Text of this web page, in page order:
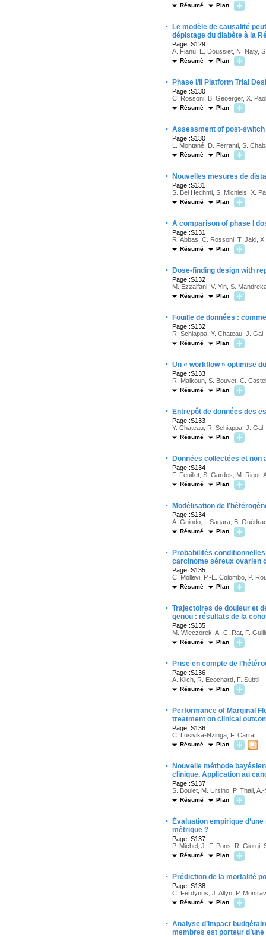
Résumé Plan
·
Le modèle de causalité
dépistage du diabète à la
Page :S129
A. Fianu, E. Doussiet, N. Naty,
Résumé Plan
· Phase I/II Platform Trial
Page :S130
C. Rossoni, B. Geoerger, X.
Résumé Plan
· Assessment of post-
Page :S130
L. Montané, D. Ferranti, S.
Résumé Plan
· Nouvelles mesures de
Page :S131
S. Bel Hechmi, S. Michiels, X.
Résumé Plan
· A comparison of phase I
Page :S131
R. Abbas, C. Rossoni, T. Jaki,
Résumé Plan
· Dose-finding design with
Page :S132
M. Ezzalfani, V. Yin, S.
Résumé Plan
· Fouille de données :
Page :S132
R. Schiappa, Y. Chateau, J.
Résumé Plan
· Un « workflow » optimise
Page :S133
R. Malkoun, S. Bouvet, C.
Résumé Plan
· Entrepôt de données des
Page :S133
Y. Chateau, R. Schiappa, J.
Résumé Plan
· Données collectées et
Page :S134
F. Feuillet, S. Gardes, M. Rigot,
Résumé Plan
· Modélisation de
Page :S134
A. Guindo, I. Sagara, B.
Résumé Plan
·
Probabilités
carcinome séreux ovarien
Page :S135
C. Mollevi, P.-E. Colombo, P.
Résumé Plan
· Trajectoires de douleur et
genou : résultats de la
Page :S135
M. Wieczorek, A.-C. Rat, F.
Résumé Plan
· Prise en compte de
Page :S136
A. Klich, R. Ecochard, F. Subtil
Résumé Plan
·
Performance of Marginal
treatment on clinical
Page :S136
C. Lusivika-Nzinga, F. Carrat
Résumé Plan
·
Nouvelle méthode
clinique. Application au
Page :S137
S. Boulet, M. Ursino, P. Thall,
Résumé Plan
·
Évaluation empirique
métrique ?
Page :S137
P. Michel, J.-F. Pons, R. Giorgi,
Résumé Plan
· Prédiction de la mortalité
Page :S138
C. Ferdynus, J. Allyn, P.
Résumé Plan
· Analyse d’impact
membres est porteur